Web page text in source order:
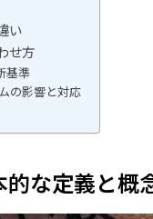
い
せ方
基準
の影響と対応
的な定義と概